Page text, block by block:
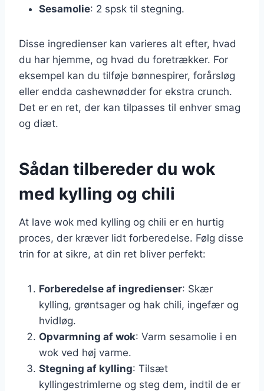
Sesamolie: 2 spsk til stegning.
Disse ingredienser kan varieres alt efter, hvad
du har hjemme, og hvad du foretrækker. For
eksempel kan du tilføje bønnespirer, forårsløg
eller endda cashewnødder for ekstra crunch.
Det er en ret, der kan tilpasses til enhver smag
og diæt.
Sådan tilbereder du wok
med kylling og chili
At lave wok med kylling og chili er en hurtig
proces, der kræver lidt forberedelse. Følg disse
trin for at sikre, at din ret bliver perfekt:
Forberedelse af ingredienser: Skær
kylling, grøntsager og hak chili, ingefær og
hvidløg.
Opvarmning af wok: Varm sesamolie i en
wok ved høj varme.
Stegning af kylling: Tilsæt
kyllingestrimlerne og steg dem, indtil de er